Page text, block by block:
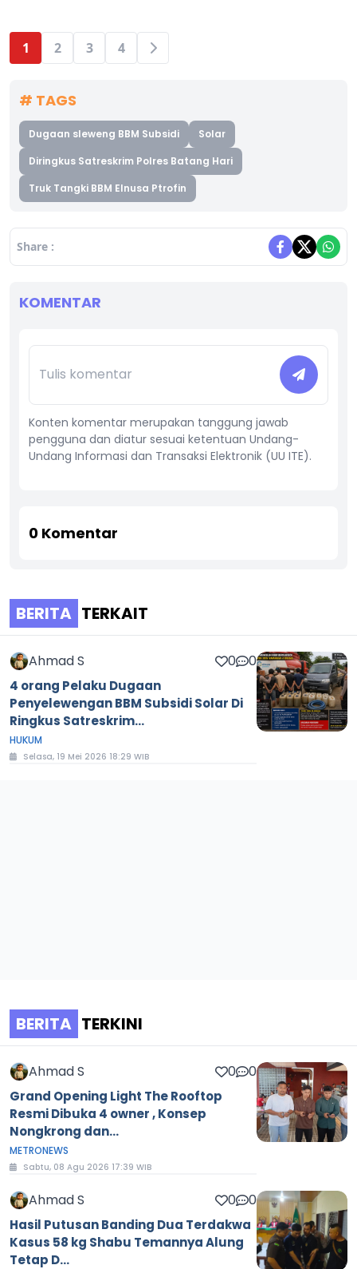
1 2 3 4
# TAGS
Dugaan sleweng BBM Subsidi
Solar
Diringkus Satreskrim Polres Batang Hari
Truk Tangki BBM Elnusa Ptrofin
Share :
KOMENTAR
Konten komentar merupakan tanggung jawab
pengguna dan diatur sesuai ketentuan Undang-
Undang Informasi dan Transaksi Elektronik (UU ITE).
0 Komentar
BERITA TERKAIT
Ahmad S 0 0
4 orang Pelaku Dugaan
Penyelewengan BBM Subsidi Solar Di
Ringkus Satreskrim...
HUKUM
Selasa, 19 Mei 2026 18:29 WIB
BERITA TERKINI
Ahmad S 0 0
Grand Opening Light The Rooftop
Resmi Dibuka 4 owner , Konsep
Nongkrong dan...
METRONEWS
Sabtu, 08 Agu 2026 17:39 WIB
Ahmad S 0 0
Hasil Putusan Banding Dua Terdakwa
Kasus 58 kg Shabu Temannya Alung
Tetap D...